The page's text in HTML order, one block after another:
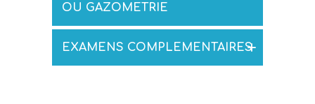
OU GAZOMETRIE
EXAMENS COMPLEMENTAIRES